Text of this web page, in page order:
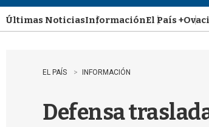
u
Últimas NoticiasInformaciónEl País +
EL PAÍS INFORMACIÓN
Defensa